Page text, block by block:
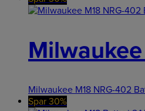
Milwaukee M18 NRG-402
Spar 30%